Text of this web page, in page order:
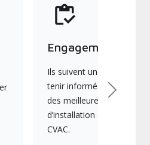
Engagement
Ils suivent une formation
tenir informés des
des meilleures pratiques
d’installation et
CVAC.
Suivant